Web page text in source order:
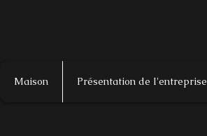
Maison Présentation de l'entreprise